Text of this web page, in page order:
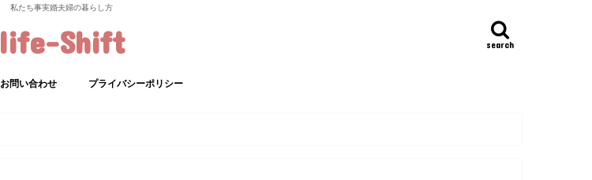
私たち事実婚夫婦の暮らし方
life-Shift search
お問い合わせ プライバシーポリシー